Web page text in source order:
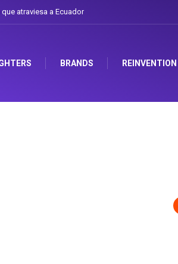
atraviesa a Ecuador
BRANDS REINVENTION